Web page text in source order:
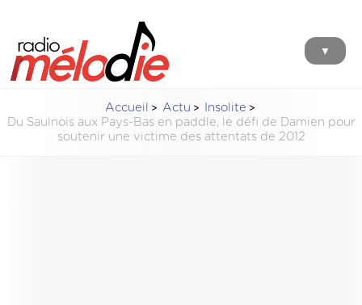
▼
Accueil Actu
Insolite
Du Saulnois aux Pays-Bas en paddle, le défi de Damien pour
soutenir une victime des attentats de 2012